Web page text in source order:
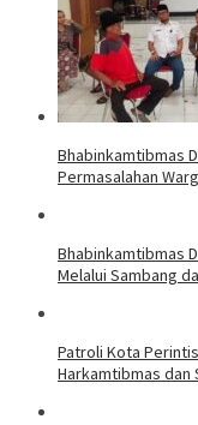
Bhabinkamtibmas
Permasalahan
Bhabinkamtibmas
Melalui Sambang
Patroli Kota
Harkamtibmas dan